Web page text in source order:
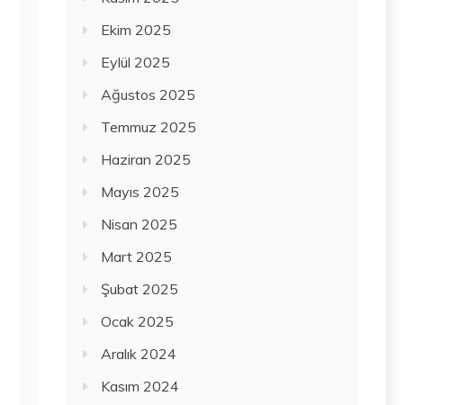
Ekim 2025
Eylül 2025
Ağustos 2025
Temmuz 2025
Haziran 2025
Mayıs 2025
Nisan 2025
Mart 2025
Şubat 2025
Ocak 2025
Aralık 2024
Kasım 2024